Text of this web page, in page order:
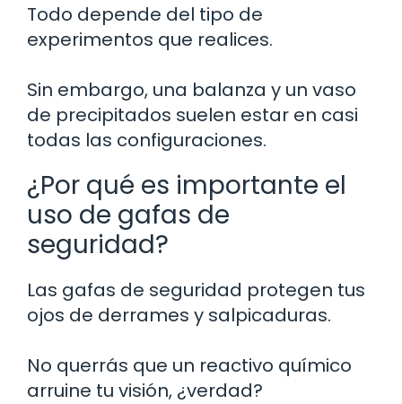
Todo depende del tipo de
experimentos que realices.
Sin embargo, una balanza y un vaso
de precipitados suelen estar en casi
todas las configuraciones.
¿Por qué es importante el
uso de gafas de
seguridad?
Las gafas de seguridad protegen tus
ojos de derrames y salpicaduras.
No querrás que un reactivo químico
arruine tu visión, ¿verdad?